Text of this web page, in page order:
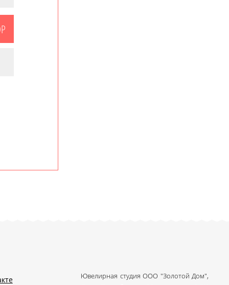
Ювелирная студия ООО "Золотой Дом",